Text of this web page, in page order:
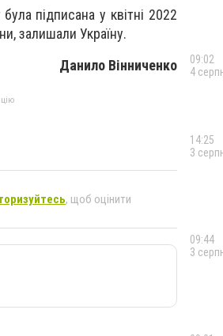
підписана у квітні 2022
залишали Україну.
Данило Вінниченко
, щоб оцінити
09:02
4
14:25
3
09:44
3